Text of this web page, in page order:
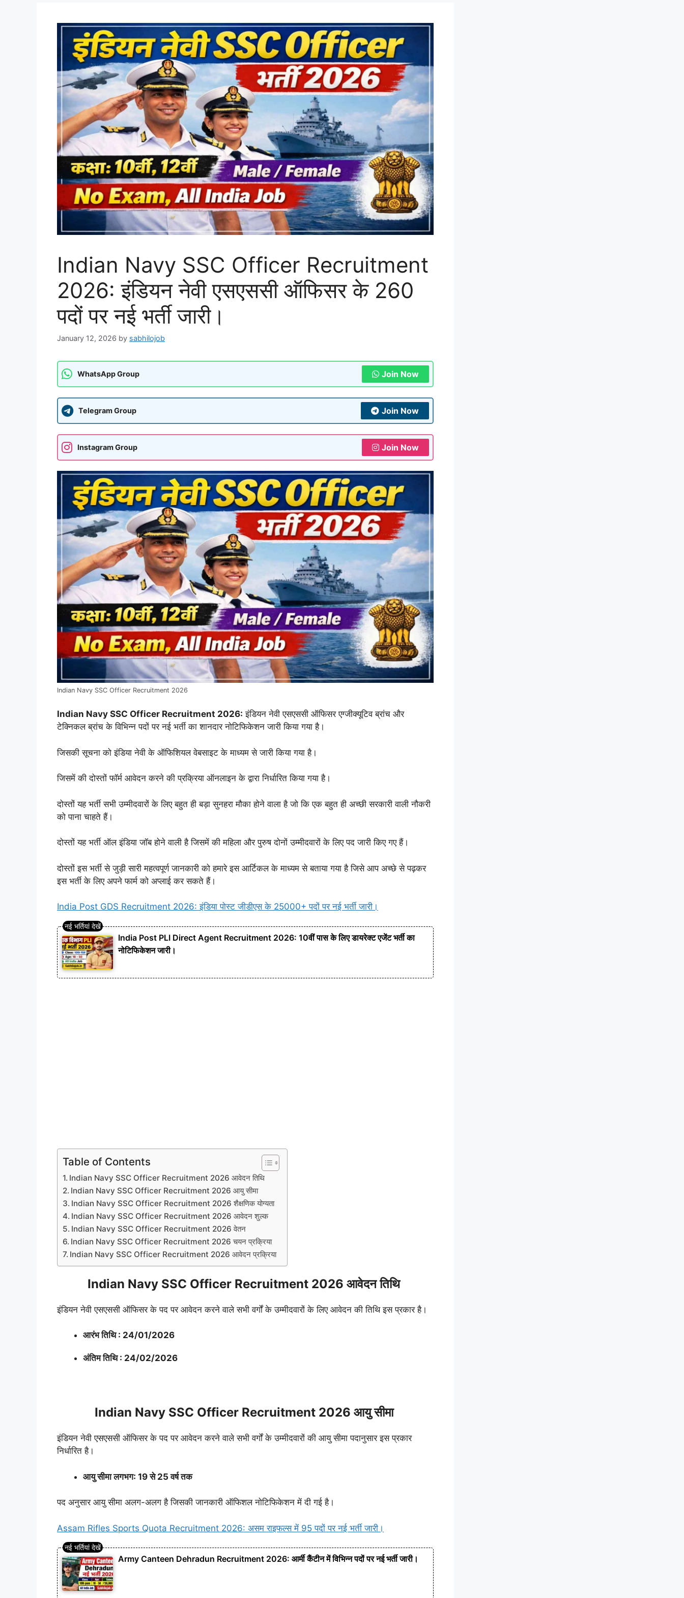
Indian Navy SSC Officer Recruitment
2026: इंडियन नेवी एसएससी ऑफिसर के 260
पदों पर नई भर्ती जारी।
January 12, 2026 by sabhilojob
WhatsApp Group Join Now
Telegram Group Join Now
Instagram Group Join Now
Indian Navy SSC Officer Recruitment 2026
Indian Navy SSC Officer Recruitment 2026: इंडियन नेवी एसएससी ऑफिसर एग्जीक्यूटिव ब्रांच और
टेक्निकल ब्रांच के विभिन्न पदों पर नई भर्ती का शानदार नोटिफिकेशन जारी किया गया है।
जिसकी सूचना को इंडिया नेवी के ऑफिशियल वेबसाइट के माध्यम से जारी किया गया है।
जिसमें की दोस्तों फॉर्म आवेदन करने की प्रक्रिया ऑनलाइन के द्वारा निर्धारित किया गया है।
दोस्तों यह भर्ती सभी उम्मीदवारों के लिए बहुत ही बड़ा सुनहरा मौका होने वाला है जो कि एक बहुत ही अच्छी सरकारी वाली नौकरी
को पाना चाहते हैं।
दोस्तों यह भर्ती ऑल इंडिया जॉब होने वाली है जिसमें की महिला और पुरुष दोनों उम्मीदवारों के लिए पद जारी किए गए हैं।
दोस्तों इस भर्ती से जुड़ी सारी महत्वपूर्ण जानकारी को हमारे इस आर्टिकल के माध्यम से बताया गया है जिसे आप अच्छे से पढ़कर
इस भर्ती के लिए अपने फार्म को अप्लाई कर सकते हैं।
India Post GDS Recruitment 2026: इंडिया पोस्ट जीडीएस के 25000+ पदों पर नई भर्ती जारी।
India Post PLI Direct Agent Recruitment 2026: 10वीं पास के लिए डायरेक्ट एजेंट भर्ती का
नोटिफिकेशन जारी।
Table of Contents
Indian Navy SSC Officer Recruitment 2026 आवेदन तिथि
Indian Navy SSC Officer Recruitment 2026 आयु सीमा
Indian Navy SSC Officer Recruitment 2026 शैक्षणिक योग्यता
Indian Navy SSC Officer Recruitment 2026 आवेदन शुल्क
Indian Navy SSC Officer Recruitment 2026 वेतन
Indian Navy SSC Officer Recruitment 2026 चयन प्रक्रिया
Indian Navy SSC Officer Recruitment 2026 आवेदन प्रक्रिया
Indian Navy SSC Officer Recruitment 2026 आवेदन तिथि
इंडियन नेवी एसएससी ऑफिसर के पद पर आवेदन करने वाले सभी वर्गों के उम्मीदवारों के लिए आवेदन की तिथि इस प्रकार है।
आरंभ तिथि : 24/01/2026
अंतिम तिथि : 24/02/2026
Indian Navy SSC Officer Recruitment 2026 आयु सीमा
इंडियन नेवी एसएससी ऑफिसर के पद पर आवेदन करने वाले सभी वर्गों के उम्मीदवारों की आयु सीमा पदानुसार इस प्रकार
निर्धारित है।
आयु सीमा लगभग: 19 से 25 वर्ष तक
पद अनुसार आयु सीमा अलग-अलग है जिसकी जानकारी ऑफिशल नोटिफिकेशन में दी गई है।
Assam Rifles Sports Quota Recruitment 2026: असम राइफल्स में 95 पदों पर नई भर्ती जारी।
Army Canteen Dehradun Recruitment 2026: आर्मी कैंटीन में विभिन्न पदों पर नई भर्ती जारी।